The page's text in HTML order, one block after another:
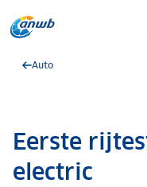
Auto
Eerste
electric